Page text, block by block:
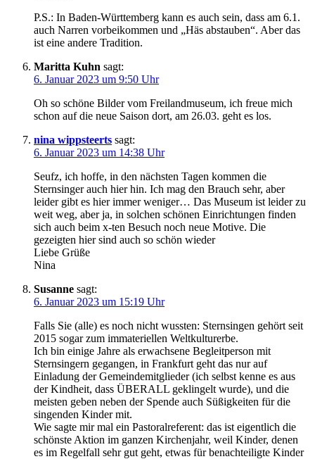
P.S.: In Baden-Württemberg kann es auch sein, dass am 6.1.
auch Narren vorbeikommen und „Häs abstauben“. Aber das
ist eine andere Tradition.
Maritta Kuhn sagt:
6. Januar 2023 um 9:50 Uhr
Oh so schöne Bilder vom Freilandmuseum, ich freue mich
schon auf die neue Saison dort, am 26.03. geht es los.
nina wippsteerts sagt:
6. Januar 2023 um 14:38 Uhr
Seufz, ich hoffe, in den nächsten Tagen kommen die
Sternsinger auch hier hin. Ich mag den Brauch sehr, aber
leider gibt es hier immer weniger… Das Museum ist leider zu
weit weg, aber ja, in solchen schönen Einrichtungen finden
sich auch beim x-ten Besuch noch neue Motive. Die
gezeigten hier sind auch so schön wieder
Liebe Grüße
Nina
Susanne sagt:
6. Januar 2023 um 15:19 Uhr
Falls Sie (alle) es noch nicht wussten: Sternsingen gehört seit
2015 sogar zum immateriellen Weltkulturerbe.
Ich bin einige Jahre als erwachsene Begleitperson mit
Sternsingern gegangen, in Frankfurt geht das nur auf
Einladung der Gemeindemitglieder (ich selbst kenne es aus
der Kindheit, dass ÜBERALL geklingelt wurde), und die
meisten geben neben der Spende auch Süßigkeiten für die
singenden Kinder mit.
Wie sagte mir mal ein Pastoralreferent: das ist eigentlich die
schönste Aktion im ganzen Kirchenjahr, weil Kinder, denen
es im Regelfall sehr gut geht, etwas für benachteiligte Kinder